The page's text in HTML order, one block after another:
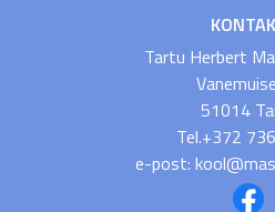
Tartu Herbert
51014
Tel.+372
e-post: